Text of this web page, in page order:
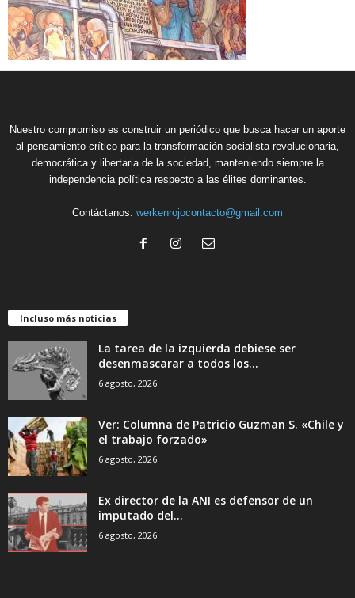
Nuestro compromiso es construir un periódico que busca hacer un aporte
al pensamiento crítico para la transformación socialista revolucionaria,
democrática y libertaria de la sociedad, manteniendo siempre la
independencia política respecto a las élites dominantes.
Contáctanos: werkenrojocontacto@gmail.com
Incluso más noticias
La tarea de la izquierda debiese ser
desenmascarar a todos los...
6 agosto, 2026
Ver: Columna de Patricio Guzman S. «Chile y
el trabajo forzado»
6 agosto, 2026
Ex director de la ANI es defensor de un
imputado del...
6 agosto, 2026